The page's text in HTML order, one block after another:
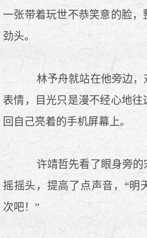
一张带着玩世不恭笑意的脸
劲头。
林予舟就站在他旁边，
表情，目光只是漫不经心地
回自己亮着的手机屏幕上。
许靖哲先看了眼身旁的
摇摇头，提高了点声音，“明
次吧！”